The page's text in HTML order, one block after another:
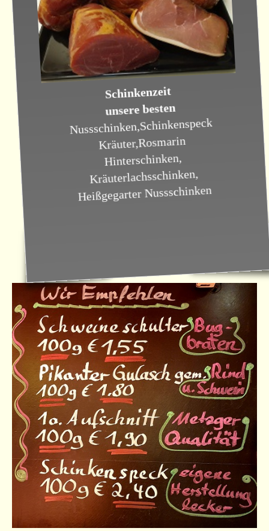
Schinkenzeit
unsere besten
Nussschinken,Schinkenspeck
Kräuter,Rosmarin
Hinterschinken,
Kräuterlachsschinken,
Heißgegarter Nussschinken